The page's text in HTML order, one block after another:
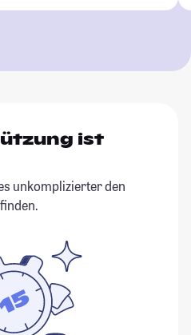
ist
unkomplizierter den